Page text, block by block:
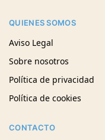
QUIENES SOMOS
Aviso Legal
Sobre nosotros
Política de privacidad
Política de cookies
CONTACTO